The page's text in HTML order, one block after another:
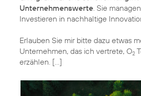
Unternehmenswerte. Sie
Investieren in nachhaltige
Erlauben Sie mir bitte dazu etwas
Unternehmen, das ich vertrete, O2
erzählen. […]